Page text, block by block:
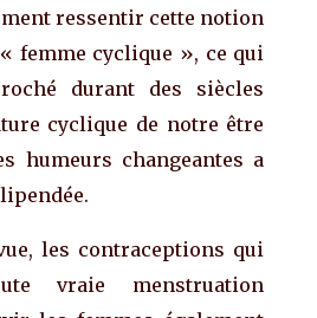
ressentir cette notion
femme cyclique », ce qui
durant des siècles
cyclique de notre être
humeurs changeantes a
les contraceptions qui
vraie menstruation